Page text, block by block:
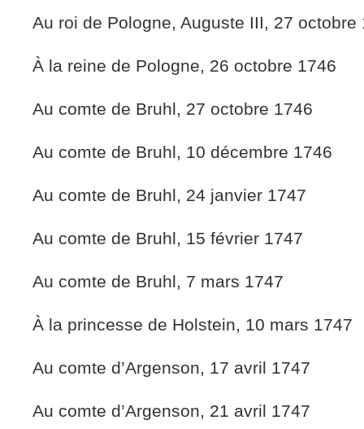
Au roi de Pologne, Auguste III, 27 octobre
À la reine de Pologne, 26 octobre 1746
Au comte de Bruhl, 27 octobre 1746
Au comte de Bruhl, 10 décembre 1746
Au comte de Bruhl, 24 janvier 1747
Au comte de Bruhl, 15 février 1747
Au comte de Bruhl, 7 mars 1747
À la princesse de Holstein, 10 mars 1747
Au comte d’Argenson, 17 avril 1747
Au comte d’Argenson, 21 avril 1747